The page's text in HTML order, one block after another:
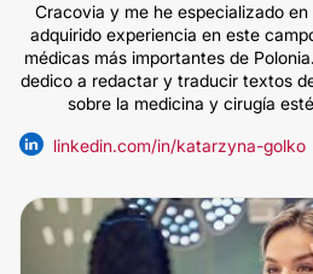
Cracovia y me he especializado
adquirido experiencia en este
médicas más importantes de
dedico a redactar y traducir textos
sobre la medicina y cirugía
linkedin.com/in/katarzyna-golko